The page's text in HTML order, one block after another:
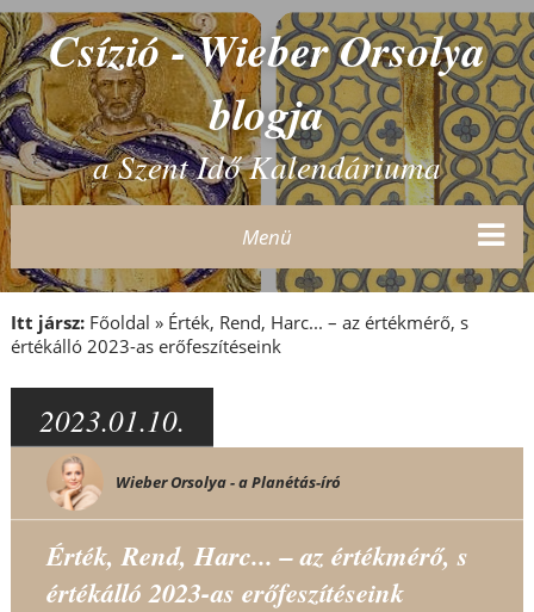
Csízió - Wieber Orsolya
blogja
a Szent Idő Kalendáriuma
Menü
Itt jársz: Főoldal » Érték, Rend, Harc... – az értékmérő, s
értékálló 2023-as erőfeszítéseink
2023.01.10.
Wieber Orsolya - a Planétás-író
Érték, Rend, Harc... – az értékmérő, s
értékálló 2023-as erőfeszítéseink